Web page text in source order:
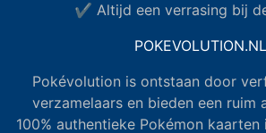
✔ Altijd een verrasing bij
POKEVOLUTION.NL
Pokévolution is ontstaan door
verzamelaars en bieden een ruim
100% authentieke Pokémon kaarten